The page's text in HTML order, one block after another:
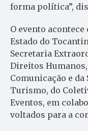
forma política”,
O evento
Estado do
Secretaria
Direitos
Comunicação e
Turismo, do
Eventos, em
voltados para a